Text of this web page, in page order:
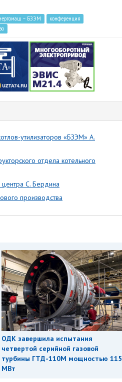
– БЗЭМ
конференция
утилизаторов «БЗЭМ» А.
отдела котельного
С. Бердина
производства
ОДК завершила испытания
четвертой серийной газовой
турбины ГТД-110М мощностью 115
МВт